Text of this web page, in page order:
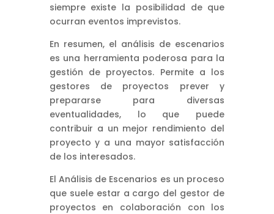
siempre existe la posibilidad de que
ocurran eventos imprevistos.
En resumen, el análisis de escenarios
es una herramienta poderosa para la
gestión de proyectos. Permite a los
gestores de proyectos prever y
prepararse para diversas
eventualidades, lo que puede
contribuir a un mejor rendimiento del
proyecto y a una mayor satisfacción
de los interesados.
El Análisis de Escenarios es un proceso
que suele estar a cargo del gestor de
proyectos en colaboración con los